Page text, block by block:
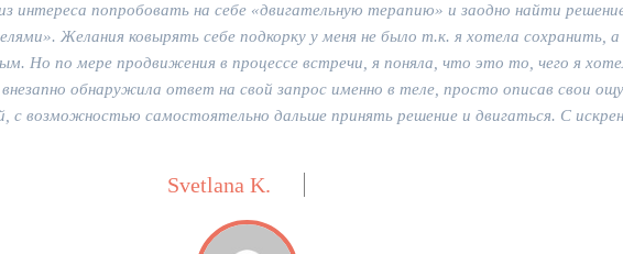
интереса попробовать на себе «двигательную терапию» и заодно найти
Желания ковырять себе подкорку у меня не было т.к. я хотела
Но по мере продвижения в процессе встречи, я поняла, что это то, чего я
обнаружила ответ на свой запрос именно в теле, просто описав свои
с возможностью самостоятельно дальше принять решение и двигаться. С
Svetlana K.